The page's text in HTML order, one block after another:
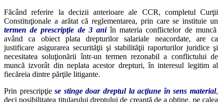
Făcând referire la decizii anterioare ale CCR, completul Curţii
Constituţionale a arătat că reglementarea, prin care se instituie un
termen de prescripţie de 3 ani în materia conflictelor de muncă
având ca obiect plata drepturilor salariale neacordate, are ca
justificare asigurarea securităţii şi stabilităţii raporturilor juridice şi
necesitatea soluţionării într-un termen rezonabil a conflictului de
muncă izvorât din neplata acestor drepturi, în interesul legitim al
fiecăreia dintre părţile litigante.
Prin prescripţiese stinge doar dreptul la acţiune în sens material,
deci posibilitatea titularului dreptului de creanţă de a obţine, pe calea